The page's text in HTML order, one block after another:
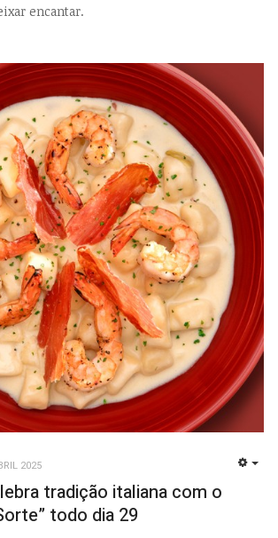
encantar.
2025
tradição italiana com o
todo dia 29